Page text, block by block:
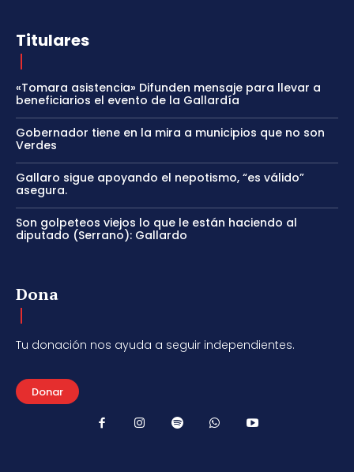
Titulares
«Tomara asistencia» Difunden mensaje para llevar a
beneficiarios el evento de la Gallardía
Gobernador tiene en la mira a municipios que no son
Verdes
Gallaro sigue apoyando el nepotismo, “es válido”
asegura.
Son golpeteos viejos lo que le están haciendo al
diputado (Serrano): Gallardo
Dona
Tu donación nos ayuda a seguir independientes.
Donar